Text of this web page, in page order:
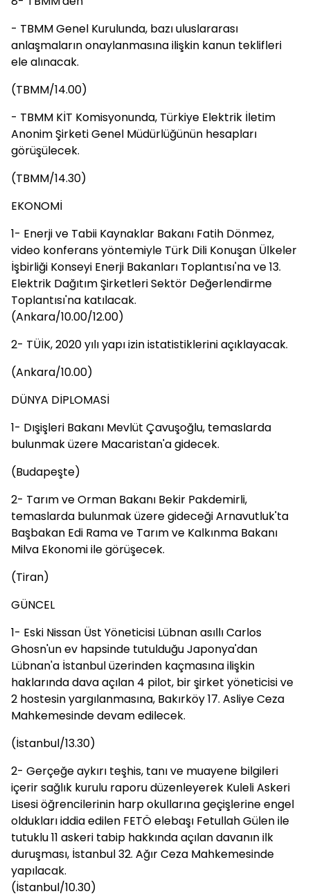
- TBMM Genel Kurulunda, bazı uluslararası
anlaşmaların onaylanmasına ilişkin kanun teklifleri
ele alınacak.
(TBMM/14.00)
- TBMM KİT Komisyonunda, Türkiye Elektrik İletim
Anonim Şirketi Genel Müdürlüğünün hesapları
görüşülecek.
(TBMM/14.30)
EKONOMİ
1- Enerji ve Tabii Kaynaklar Bakanı Fatih Dönmez,
video konferans yöntemiyle Türk Dili Konuşan Ülkeler
İşbirliği Konseyi Enerji Bakanları Toplantısı'na ve 13.
Elektrik Dağıtım Şirketleri Sektör Değerlendirme
Toplantısı'na katılacak.
(Ankara/10.00/12.00)
2- TÜİK, 2020 yılı yapı izin istatistiklerini açıklayacak.
(Ankara/10.00)
DÜNYA DİPLOMASİ
1- Dışişleri Bakanı Mevlüt Çavuşoğlu, temaslarda
bulunmak üzere Macaristan'a gidecek.
(Budapeşte)
2- Tarım ve Orman Bakanı Bekir Pakdemirli,
temaslarda bulunmak üzere gideceği Arnavutluk'ta
Başbakan Edi Rama ve Tarım ve Kalkınma Bakanı
Milva Ekonomi ile görüşecek.
(Tiran)
GÜNCEL
1- Eski Nissan Üst Yöneticisi Lübnan asıllı Carlos
Ghosn'un ev hapsinde tutulduğu Japonya'dan
Lübnan'a İstanbul üzerinden kaçmasına ilişkin
haklarında dava açılan 4 pilot, bir şirket yöneticisi ve
2 hostesin yargılanmasına, Bakırköy 17. Asliye Ceza
Mahkemesinde devam edilecek.
(İstanbul/13.30)
2- Gerçeğe aykırı teşhis, tanı ve muayene bilgileri
içerir sağlık kurulu raporu düzenleyerek Kuleli Askeri
Lisesi öğrencilerinin harp okullarına geçişlerine engel
oldukları iddia edilen FETÖ elebaşı Fetullah Gülen ile
tutuklu 11 askeri tabip hakkında açılan davanın ilk
duruşması, İstanbul 32. Ağır Ceza Mahkemesinde
yapılacak.
(İstanbul/10.30)